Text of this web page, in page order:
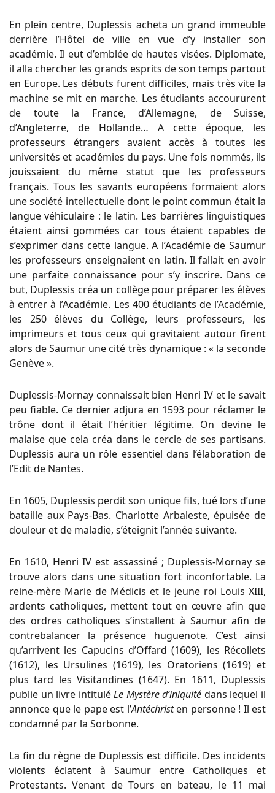
En plein centre, Duplessis acheta un grand immeuble
derrière l’Hôtel de ville en vue d’y installer son
académie. Il eut d’emblée de hautes visées. Diplomate,
il alla chercher les grands esprits de son temps partout
en Europe. Les débuts furent difficiles, mais très vite la
machine se mit en marche. Les étudiants accoururent
de toute la France, d’Allemagne, de Suisse,
d’Angleterre, de Hollande… A cette époque, les
professeurs étrangers avaient accès à toutes les
universités et académies du pays. Une fois nommés, ils
jouissaient du même statut que les professeurs
français. Tous les savants européens formaient alors
une société intellectuelle dont le point commun était la
langue véhiculaire : le latin. Les barrières linguistiques
étaient ainsi gommées car tous étaient capables de
s’exprimer dans cette langue. A l’Académie de Saumur
les professeurs enseignaient en latin. Il fallait en avoir
une parfaite connaissance pour s’y inscrire. Dans ce
but, Duplessis créa un collège pour préparer les élèves
à entrer à l’Académie. Les 400 étudiants de l’Académie,
les 250 élèves du Collège, leurs professeurs, les
imprimeurs et tous ceux qui gravitaient autour firent
alors de Saumur une cité très dynamique : « la seconde
Genève ».
Duplessis-Mornay connaissait bien Henri IV et le savait
peu fiable. Ce dernier adjura en 1593 pour réclamer le
trône dont il était l’héritier légitime. On devine le
malaise que cela créa dans le cercle de ses partisans.
Duplessis aura un rôle essentiel dans l’élaboration de
l’Edit de Nantes.
En 1605, Duplessis perdit son unique fils, tué lors d’une
bataille aux Pays-Bas. Charlotte Arbaleste, épuisée de
douleur et de maladie, s’éteignit l’année suivante.
En 1610, Henri IV est assassiné ; Duplessis-Mornay se
trouve alors dans une situation fort inconfortable. La
reine-mère Marie de Médicis et le jeune roi Louis XIII,
ardents catholiques, mettent tout en œuvre afin que
des ordres catholiques s’installent à Saumur afin de
contrebalancer la présence huguenote. C’est ainsi
qu’arrivent les Capucins d’Offard (1609), les Récollets
(1612), les Ursulines (1619), les Oratoriens (1619) et
plus tard les Visitandines (1647). En 1611, Duplessis
publie un livre intituléLe Mystère d’iniquité dans lequel il
annonce que le pape est l’Antéchristen personne ! Il est
condamné par la Sorbonne.
La fin du règne de Duplessis est difficile. Des incidents
violents éclatent à Saumur entre Catholiques et
Protestants. Venant de Tours en bateau, le 11 mai